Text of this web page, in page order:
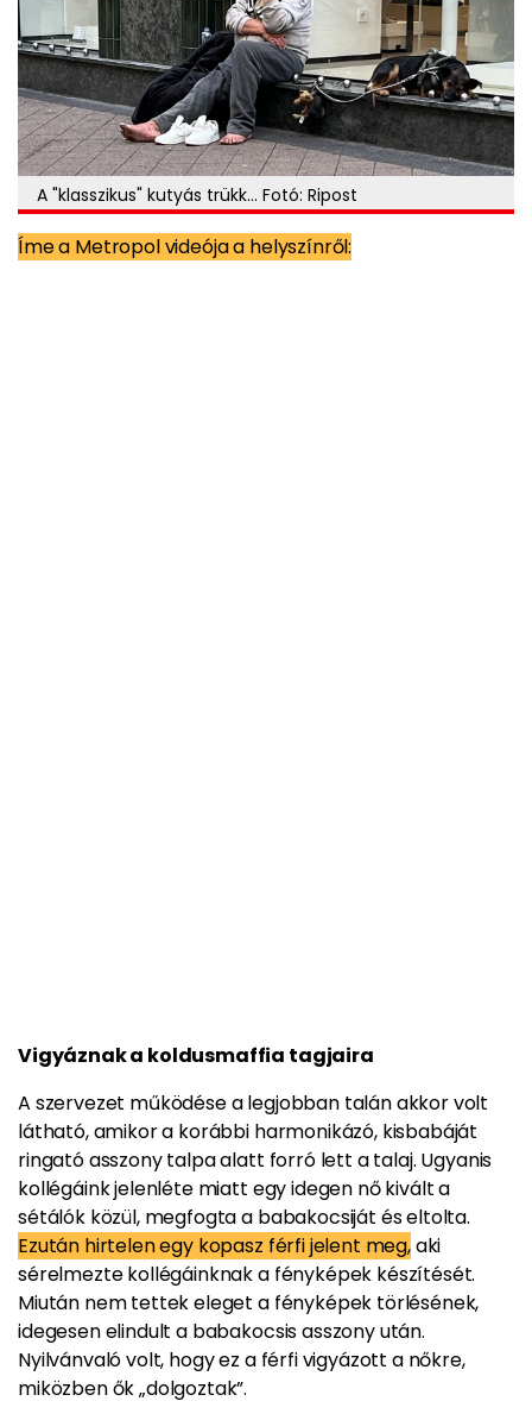
A "klasszikus" kutyás trükk... Fotó: Ripost
Íme a Metropol videója a helyszínről:
Vigyáznak a koldusmaffia tagjaira
A szervezet működése a legjobban talán akkor volt
látható, amikor a korábbi harmonikázó, kisbabáját
ringató asszony talpa alatt forró lett a talaj. Ugyanis
kollégáink jelenléte miatt egy idegen nő kivált a
sétálók közül, megfogta a babakocsiját és eltolta.
Ezután hirtelen egy kopasz férfi jelent meg,aki
sérelmezte kollégáinknak a fényképek készítését.
Miután nem tettek eleget a fényképek törlésének,
idegesen elindult a babakocsis asszony után.
Nyilvánvaló volt, hogy ez a férfi vigyázott a nőkre,
miközben ők „dolgoztak”.